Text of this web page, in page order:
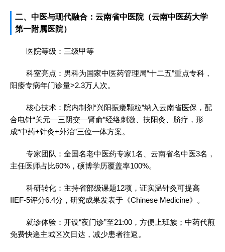
二、中医与现代融合：云南省中医院（云南中医药大学
第一附属医院）
医院等级：三级甲等
科室亮点：男科为国家中医药管理局“十二五”重点专科，
阳痿专病年门诊量>2.3万人次。
核心技术：院内制剂“兴阳振痿颗粒”纳入云南省医保，配
合电针“关元—三阴交—肾俞”经络刺激、扶阳灸、脐疗，形
成“中药+针灸+外治”三位一体方案。
专家团队：全国名老中医药专家1名、云南省名中医3名，
主任医师占比60%，硕博学历覆盖率100%。
科研转化：主持省部级课题12项，证实温针灸可提高
IIEF-5评分6.4分，研究成果发表于《Chinese Medicine》。
就诊体验：开设“夜门诊”至21:00，方便上班族；中药代煎
免费快递主城区次日达，减少患者往返。